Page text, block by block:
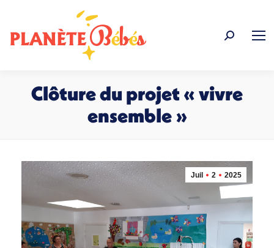
Recherche
Clôture du projet « vivre
ensemble »
Juil 2 2025